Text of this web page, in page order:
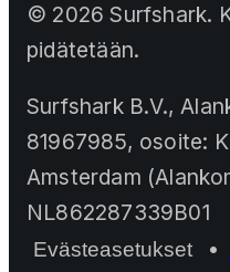
© 2026 Surfshark.
pidätetään.
Surfshark B.V.,
81967985, osoite:
Amsterdam
NL862287339B01
Evästeasetukset •